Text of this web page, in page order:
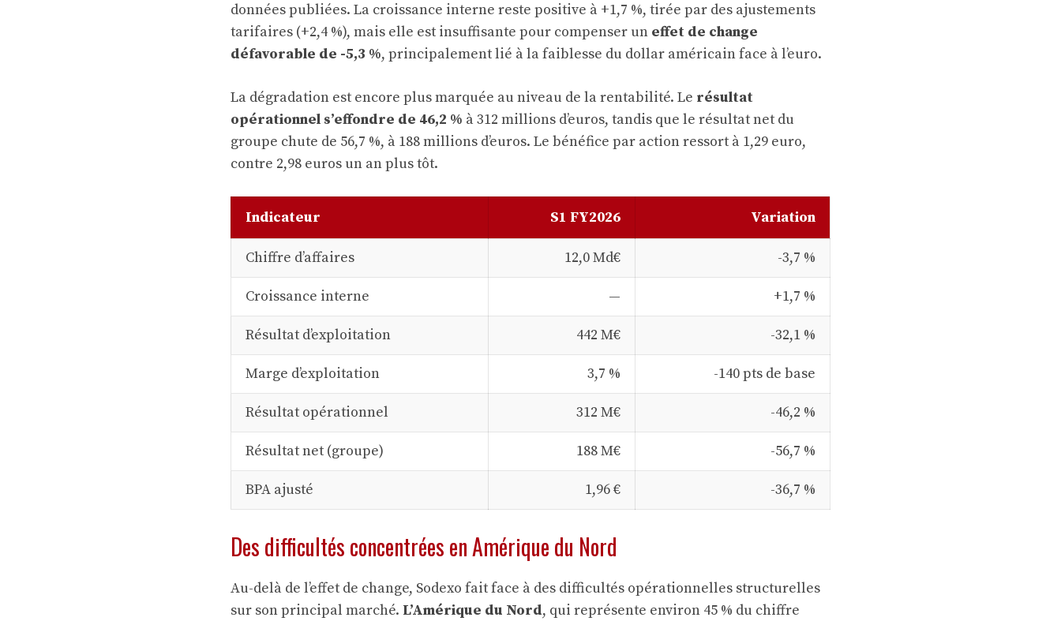
données publiées. La croissance interne reste positive à +1,7 %, tirée par des ajustements
tarifaires (+2,4 %), mais elle est insuffisante pour compenser un effet de change
défavorable de -5,3 %, principalement lié à la faiblesse du dollar américain face à l’euro.
La dégradation est encore plus marquée au niveau de la rentabilité. Le résultat
opérationnel s’effondre de 46,2 % à 312 millions d’euros, tandis que le résultat net du
groupe chute de 56,7 %, à 188 millions d’euros. Le bénéfice par action ressort à 1,29 euro,
contre 2,98 euros un an plus tôt.
Indicateur S1 FY2026 Variation
Chiffre d’affaires 12,0 Md€ -3,7 %
Croissance interne — +1,7 %
Résultat d’exploitation 442 M€ -32,1 %
Marge d’exploitation 3,7 % -140 pts de base
Résultat opérationnel 312 M€ -46,2 %
Résultat net (groupe) 188 M€ -56,7 %
BPA ajusté 1,96 € -36,7 %
Des difficultés concentrées en Amérique du Nord
Au-delà de l’effet de change, Sodexo fait face à des difficultés opérationnelles structurelles
sur son principal marché. L’Amérique du Nord, qui représente environ 45 % du chiffre